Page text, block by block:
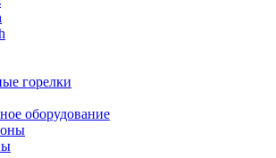
горелки
оборудование